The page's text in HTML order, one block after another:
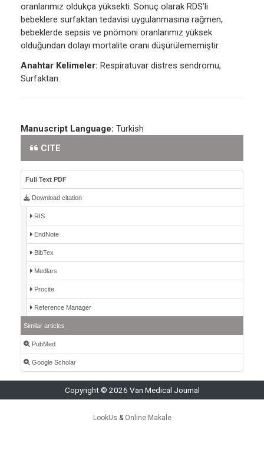
oranlarımız oldukça yüksekti. Sonuç olarak RDS’li
bebeklere surfaktan tedavisi uygulanmasına rağmen,
bebeklerde sepsis ve pnömoni oranlarımız yüksek
olduğundan dolayı mortalite oranı düşürülememiştir.
Anahtar Kelimeler: Respiratuvar distres sendromu,
Surfaktan.
Manuscript Language: Turkish
CITE
Full Text PDF
Download citation
RIS
EndNote
BibTex
Medlars
Procite
Reference Manager
Similar articles
PubMed
Google Scholar
Copyright © 2026 Van Medical Journal
LookUs & Online Makale